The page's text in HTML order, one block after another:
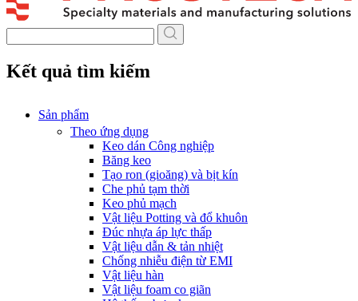
Kết quả tìm kiếm
Sản phẩm
Theo ứng dụng
Keo dán Công nghiệp
Băng keo
Tạo ron (gioăng) và bịt kín
Che phủ tạm thời
Keo phủ mạch
Vật liệu Potting và đổ khuôn
Đúc nhựa áp lực thấp
Vật liệu dẫn & tản nhiệt
Chống nhiễu điện từ EMI
Vật liệu hàn
Vật liệu foam co giãn